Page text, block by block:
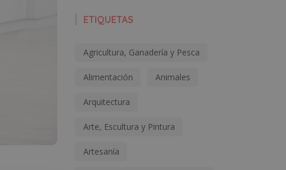
ETIQUETAS
Agricultura, Ganadería y Pesca
Alimentación Animales
Arquitectura
Arte, Escultura y Pintura
Artesanía